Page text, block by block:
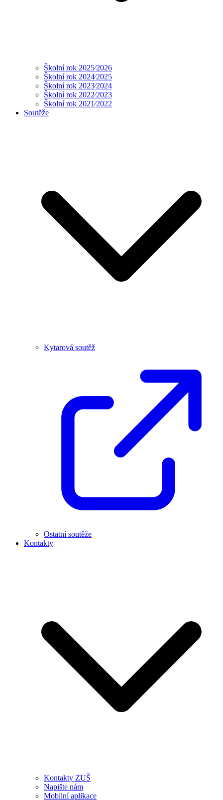
Školní rok 2025⁄2026
Školní rok 2024⁄2025
Školní rok 2023⁄2024
Školní rok 2022⁄2023
Školní rok 2021⁄2022
Soutěže
Kytarová soutěž
Ostatní soutěže
Kontakty
Kontakty ZUŠ
Napište nám
Mobilní aplikace